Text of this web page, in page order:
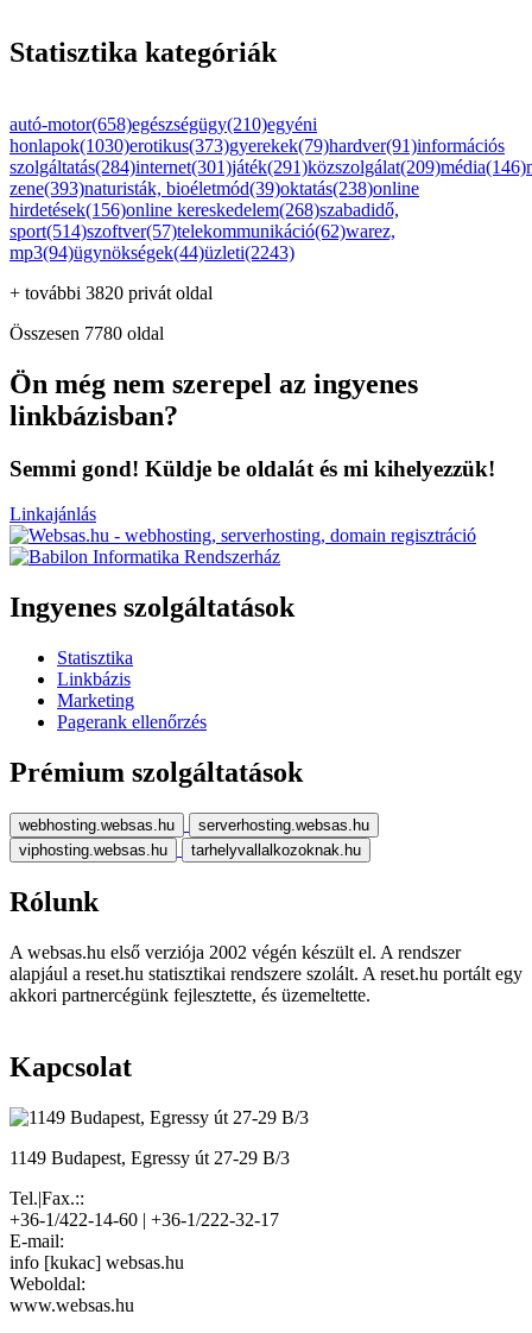
Statisztika kategóriák
autó-motor(658)egészségügy(210)egyéni
honlapok(1030)erotikus(373)gyerekek(79)hardver(91)információs
szolgáltatás(284)internet(301)játék(291)közszolgálat(209)média(146)
zene(393)naturisták, bioéletmód(39)oktatás(238)online
hirdetések(156)online kereskedelem(268)szabadidő,
sport(514)szoftver(57)telekommunikáció(62)warez,
mp3(94)ügynökségek(44)üzleti(2243)
+ további 3820 privát oldal
Összesen 7780 oldal
Ön még nem szerepel az ingyenes
linkbázisban?
Semmi gond! Küldje be oldalát és mi kihelyezzük!
Linkajánlás
Ingyenes szolgáltatások
Statisztika
Linkbázis
Marketing
Pagerank ellenőrzés
Prémium szolgáltatások
webhosting.websas.hu
serverhosting.websas.hu
viphosting.websas.hu
tarhelyvallalkozoknak.hu
Rólunk
A websas.hu első verziója 2002 végén készült el. A rendszer
alapjául a reset.hu statisztikai rendszere szolált. A reset.hu portált egy
akkori partnercégünk fejlesztette, és üzemeltette.
Kapcsolat
1149 Budapest, Egressy út 27-29 B/3
Tel.|Fax.::
+36-1/422-14-60 | +36-1/222-32-17
E-mail:
info [kukac] websas.hu
Weboldal:
www.websas.hu